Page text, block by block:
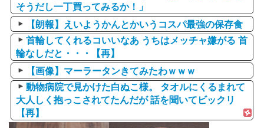
そうだし一丁買ってみるか！」
【朗報】えいようかんとかいうコスパ最強の保存食
首輪してくれるコいいなあ うちはメッチャ嫌がる 首
輪なしだと・・・【再】
【画像】マーラータンきてみたわｗｗｗ
動物病院で見かけた白ぬこ様。 タオルにくるまれて
大人しく抱っこされてたんだが 話を聞いてビックリ
【再】